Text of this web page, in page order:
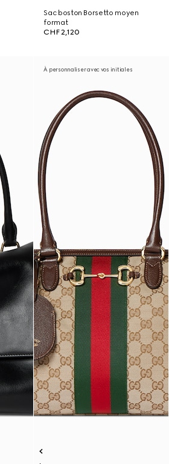
Sac boston Borsetto moyen
format
CHF 2,120
À personnaliser avec vos initiales